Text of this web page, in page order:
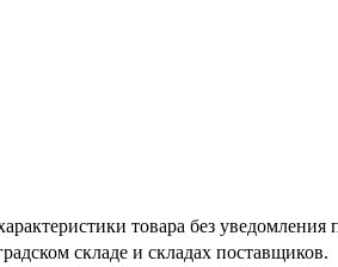
товара без уведомления
складе и складах поставщиков.